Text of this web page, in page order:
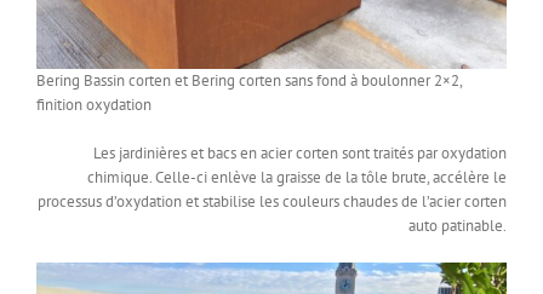
Bering Bassin corten et Bering corten sans fond à boulonner 2×2,
finition oxydation
Les jardinières et bacs en acier corten sont traités par oxydation
chimique. Celle-ci enlève la graisse de la tôle brute, accélère le
processus d’oxydation et stabilise les couleurs chaudes de l’acier corten
auto patinable.